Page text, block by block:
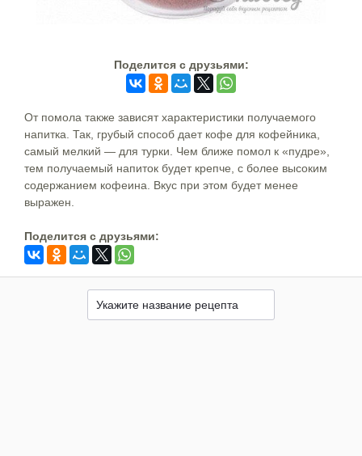
Поделится c друзьями:
От помола также зависят характеристики получаемого
напитка. Так, грубый способ дает кофе для кофейника,
самый мелкий — для турки. Чем ближе помол к «пудре»,
тем получаемый напиток будет крепче, с более высоким
содержанием кофеина. Вкус при этом будет менее
выражен.
Поделится c друзьями: